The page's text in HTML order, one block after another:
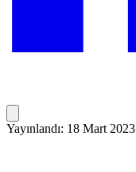
Yayınlandı: 18 Mart 2023